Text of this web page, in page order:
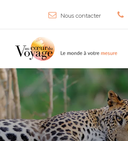
Nous contacter